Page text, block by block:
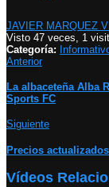
JAVIER MARQUEZ
Visto 47 veces, 1
Categoría:
Anterior
La albaceteña Alba
Sports FC
Siguiente
Precios
Vídeos